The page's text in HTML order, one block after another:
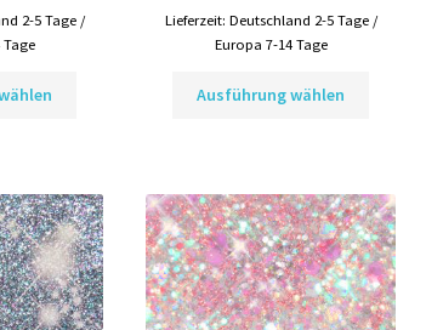
2-5 Tage /
auf.
Die
Optionen
können
auf
Lieferzeit: Deutschland 2-5 Tage /
Europa 7-14 Tage
Ausführung wählen
auf.
Die
Optionen
können
auf